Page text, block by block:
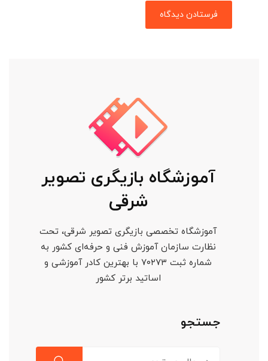
آموزشگاه بازیگری تصویر
شرقی
آموزشگاه تخصصی بازیگری تصویر شرقی، تحت
نظارت سازمان آموزش فنی و حرفه‌ای کشور به
شماره ثبت ۷۰۲۷۳ با بهترین کادر آموزشی و
اساتید برتر کشور
جستجو